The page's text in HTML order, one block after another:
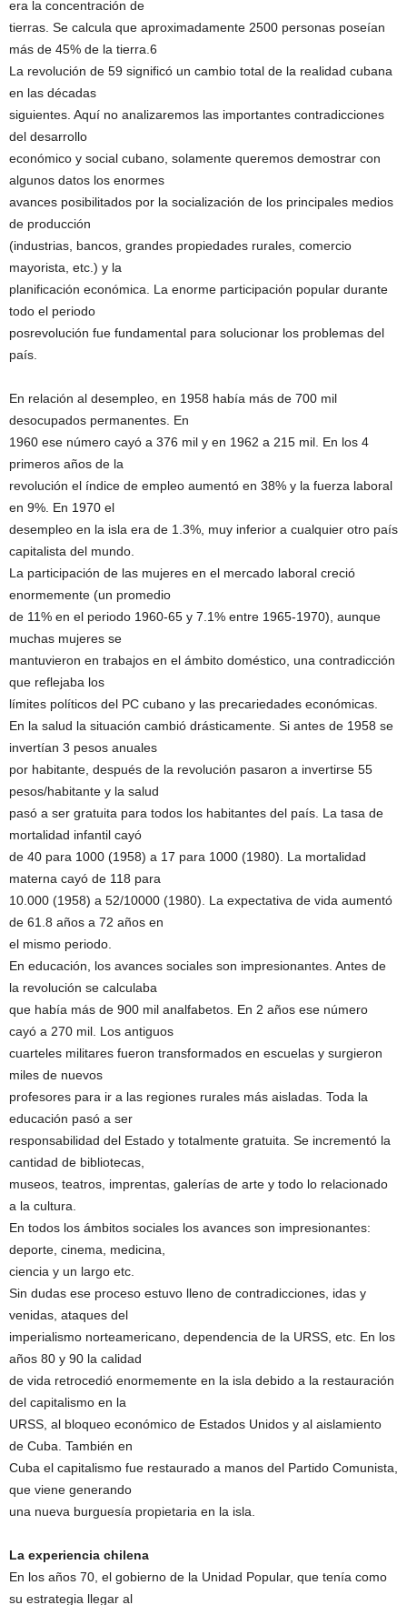
era la concentración de
tierras. Se calcula que aproximadamente 2500 personas poseían
más de 45% de la tierra.6
La revolución de 59 significó un cambio total de la realidad cubana
en las décadas
siguientes. Aquí no analizaremos las importantes contradicciones
del desarrollo
económico y social cubano, solamente queremos demostrar con
algunos datos los enormes
avances posibilitados por la socialización de los principales medios
de producción
(industrias, bancos, grandes propiedades rurales, comercio
mayorista, etc.) y la
planificación económica. La enorme participación popular durante
todo el periodo
posrevolución fue fundamental para solucionar los problemas del
país.
En relación al desempleo, en 1958 había más de 700 mil
desocupados permanentes. En
1960 ese número cayó a 376 mil y en 1962 a 215 mil. En los 4
primeros años de la
revolución el índice de empleo aumentó en 38% y la fuerza laboral
en 9%. En 1970 el
desempleo en la isla era de 1.3%, muy inferior a cualquier otro país
capitalista del mundo.
La participación de las mujeres en el mercado laboral creció
enormemente (un promedio
de 11% en el periodo 1960-65 y 7.1% entre 1965-1970), aunque
muchas mujeres se
mantuvieron en trabajos en el ámbito doméstico, una contradicción
que reflejaba los
límites políticos del PC cubano y las precariedades económicas.
En la salud la situación cambió drásticamente. Si antes de 1958 se
invertían 3 pesos anuales
por habitante, después de la revolución pasaron a invertirse 55
pesos/habitante y la salud
pasó a ser gratuita para todos los habitantes del país. La tasa de
mortalidad infantil cayó
de 40 para 1000 (1958) a 17 para 1000 (1980). La mortalidad
materna cayó de 118 para
10.000 (1958) a 52/10000 (1980). La expectativa de vida aumentó
de 61.8 años a 72 años en
el mismo periodo.
En educación, los avances sociales son impresionantes. Antes de
la revolución se calculaba
que había más de 900 mil analfabetos. En 2 años ese número
cayó a 270 mil. Los antiguos
cuarteles militares fueron transformados en escuelas y surgieron
miles de nuevos
profesores para ir a las regiones rurales más aisladas. Toda la
educación pasó a ser
responsabilidad del Estado y totalmente gratuita. Se incrementó la
cantidad de bibliotecas,
museos, teatros, imprentas, galerías de arte y todo lo relacionado
a la cultura.
En todos los ámbitos sociales los avances son impresionantes:
deporte, cinema, medicina,
ciencia y un largo etc.
Sin dudas ese proceso estuvo lleno de contradicciones, idas y
venidas, ataques del
imperialismo norteamericano, dependencia de la URSS, etc. En los
años 80 y 90 la calidad
de vida retrocedió enormemente en la isla debido a la restauración
del capitalismo en la
URSS, al bloqueo económico de Estados Unidos y al aislamiento
de Cuba. También en
Cuba el capitalismo fue restaurado a manos del Partido Comunista,
que viene generando
una nueva burguesía propietaria en la isla.
La experiencia chilena
En los años 70, el gobierno de la Unidad Popular, que tenía como
su estrategia llegar al